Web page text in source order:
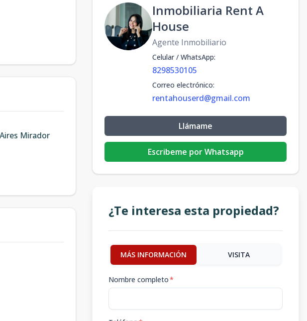
Mirador
Inmobiliaria Rent A
House
Agente Inmobiliario
Celular / WhatsApp:
8298530105
Correo electrónico:
rentahouserd@gmail.com
Llámame
Escribeme por Whatsapp
¿Te interesa esta propiedad?
MÁS INFORMACIÓN VISITA
Nombre completo*